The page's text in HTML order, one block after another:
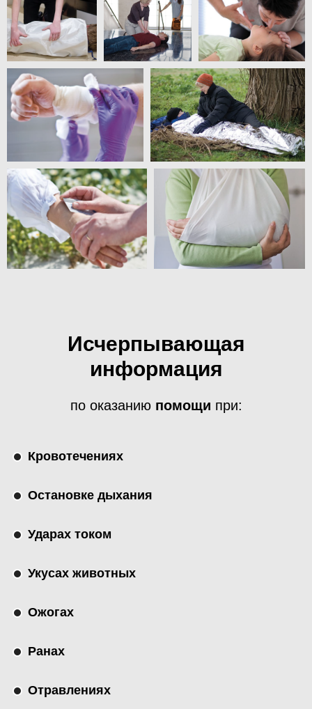
Исчерпывающая
информация
по оказанию помощи при:
Кровотечениях
Остановке дыхания
Ударах током
Укусах животных
Ожогах
Ранах
Отравлениях